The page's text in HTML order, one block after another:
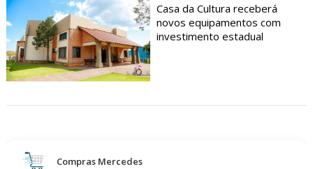
Casa da Cultura receberá
novos equipamentos com
investimento estadual
Compras Mercedes